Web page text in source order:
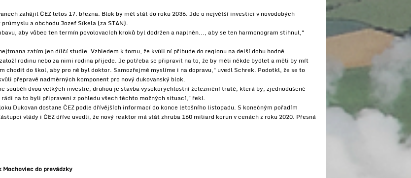
zahájil ČEZ letos 17. března. Blok by měl stát do roku 2036. Jde o největší investici v novodobých
a obchodu Jozef Síkela (za STAN).
aby vůbec ten termín povolovacích kroků byl dodržen a naplněn..., aby se ten harmonogram stihnul,"
zatím jen dílčí studie. Vzhledem k tomu, že kvůli ní přibude do regionu na delší dobu hodně
rodinu nebo za nimi rodina přijede. Je potřeba se připravit na to, že by měli někde bydlet a měli by mít
chodit do škol, aby pro ně byl doktor. Samozřejmě myslíme i na dopravu," uvedl Schrek. Podotkl, že se to
přepravě nadměrných komponent pro nový dukovanský blok.
souběh dvou velkých investic, druhou je stavba vysokorychlostní železniční tratě, která by, zjednodušeně
na to byli připraveni z pohledu všech těchto možných situací," řekl.
Dukovan dostane ČEZ podle dřívějších informací do konce letošního listopadu. S konečným pořadím
vlády i ČEZ dříve uvedli, že nový reaktor má stát zhruba 160 miliard korun v cenách z roku 2020. Přesná
do prevádzky